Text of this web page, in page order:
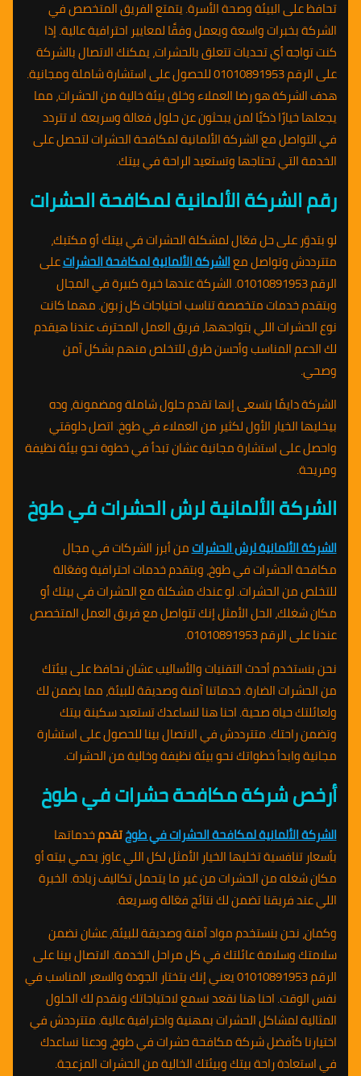
تحافظ على البيئة وصحة الأسرة. يتمتع الفريق المتخصص في
الشركة بخبرات واسعة ويعمل وفقًا لمعايير احترافية عالية. إذا
كنت تواجه أي تحديات تتعلق بالحشرات، يمكنك الاتصال بالشركة
على الرقم 01010891953 للحصول على استشارة شاملة ومجانية.
هدف الشركة هو رضا العملاء وخلق بيئة خالية من الحشرات، مما
يجعلها خيارًا ذكيًا لمن يبحثون عن حلول فعالة وسريعة. لا تتردد
في التواصل مع الشركة الألمانية لمكافحة الحشرات لتحصل على
الخدمة التي تحتاجها وتستعيد الراحة في بيتك.
رقم الشركة الألمانية لمكافحة الحشرات
لو بتدوّر على حل فعّال لمشكلة الحشرات في بيتك أو مكتبك،
متترددش وتواصل معالشركة الألمانية لمكافحة الحشراتعلى
الرقم 01010891953. الشركة عندها خبرة كبيرة في المجال
وبتقدم خدمات متخصصة تناسب احتياجات كل زبون. مهما كانت
نوع الحشرات اللي بتواجهها، فريق العمل المحترف عندنا هيقدم
لك الدعم المناسب وأحسن طرق للتخلص منهم بشكل آمن
وصحي.
الشركة دايمًا بتسعى إنها تقدم حلول شاملة ومضمونة، وده
بيخليها الخيار الأول لكثير من العملاء في طوخ. اتصل دلوقتي
واحصل على استشارة مجانية عشان تبدأ في خطوة نحو بيئة نظيفة
ومريحة.
الشركة الألمانية لرش الحشرات في طوخ
الشركة الألمانية لرش الحشراتمن أبرز الشركات في مجال
مكافحة الحشرات في طوخ، وبتقدم خدمات احترافية وفعّالة
للتخلص من الحشرات. لو عندك مشكلة مع الحشرات في بيتك أو
مكان شغلك، الحل الأمثل إنك تتواصل مع فريق العمل المتخصص
عندنا على الرقم 01010891953.
نحن بنستخدم أحدث التقنيات والأساليب عشان نحافظ على بيئتك
من الحشرات الضارة. خدماتنا آمنة وصديقة للبيئة، مما يضمن لك
ولعائلتك حياة صحية. احنا هنا لنساعدك تستعيد سكينة بيتك
وتضمن راحتك. متترددش في الاتصال بينا للحصول على استشارة
مجانية وابدأ خطواتك نحو بيئة نظيفة وخالية من الحشرات.
أرخص شركة مكافحة حشرات في طوخ
الشركة الألمانية لمكافحة الحشرات في طوختقدمخدماتها
بأسعار تنافسية تخليها الخيار الأمثل لكل اللي عاوز يحمي بيته أو
مكان شغله من الحشرات من غير ما يتحمل تكاليف زيادة. الخبرة
اللي عند فريقنا تضمن لك نتائج فعّالة وسريعة.
وكمان، نحن بنستخدم مواد آمنة وصديقة للبيئة، عشان نضمن
سلامتك وسلامة عائلتك في كل مراحل الخدمة. الاتصال بينا على
الرقم 01010891953 يعني إنك بتختار الجودة والسعر المناسب في
نفس الوقت. احنا هنا نقعد نسمع لاحتياجاتك ونقدم لك الحلول
المثالية لمشاكل الحشرات بمهنية واحترافية عالية. متترددش في
اختيارنا كأفضل شركة مكافحة حشرات في طوخ، ودعنا نساعدك
في استعادة راحة بيتك وبيئتك الخالية من الحشرات المزعجة.